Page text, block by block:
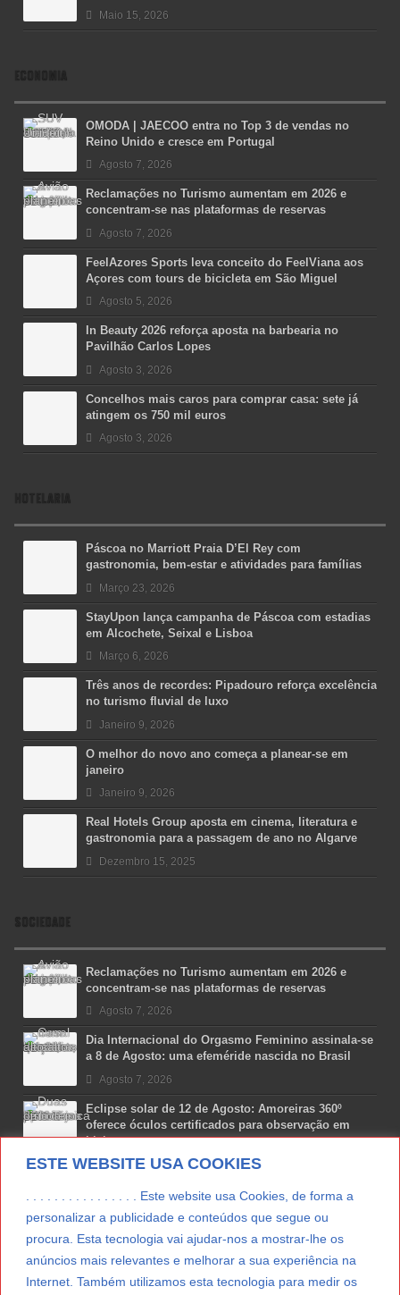
ESTE WEBSITE USA COOKIES
. . . . . . . . . . . . . . . . Este website usa Cookies, de forma a
personalizar a publicidade e conteúdos que segue ou
procura. Esta tecnologia vai ajudar-nos a mostrar-lhe os
anúncios mais relevantes e melhorar a sua experiência na
Internet. Também utilizamos esta tecnologia para medir os
Maio 15, 2026
ECONOMIA
OMODA | JAECOO entra no Top 3 de vendas no
Reino Unido e cresce em Portugal
Agosto 7, 2026
Reclamações no Turismo aumentam em 2026 e
concentram-se nas plataformas de reservas
Agosto 7, 2026
FeelAzores Sports leva conceito do FeelViana aos
Açores com tours de bicicleta em São Miguel
Agosto 5, 2026
In Beauty 2026 reforça aposta na barbearia no
Pavilhão Carlos Lopes
Agosto 3, 2026
Concelhos mais caros para comprar casa: sete já
atingem os 750 mil euros
Agosto 3, 2026
HOTELARIA
Páscoa no Marriott Praia D’El Rey com
gastronomia, bem-estar e atividades para famílias
Março 23, 2026
StayUpon lança campanha de Páscoa com estadias
em Alcochete, Seixal e Lisboa
Março 6, 2026
Três anos de recordes: Pipadouro reforça excelência
no turismo fluvial de luxo
Janeiro 9, 2026
O melhor do novo ano começa a planear-se em
janeiro
Janeiro 9, 2026
Real Hotels Group aposta em cinema, literatura e
gastronomia para a passagem de ano no Algarve
Dezembro 15, 2025
SOCIEDADE
Reclamações no Turismo aumentam em 2026 e
concentram-se nas plataformas de reservas
Agosto 7, 2026
Dia Internacional do Orgasmo Feminino assinala-se
a 8 de Agosto: uma efeméride nascida no Brasil
Agosto 7, 2026
Eclipse solar de 12 de Agosto: Amoreiras 360º
oferece óculos certificados para observação em
Lisboa
Agosto 7, 2026
Lua Afonso vence prémio internacional de liderança
Agosto 7, 2026
Preparar o carro para as férias de Verão
Agosto 5, 2026